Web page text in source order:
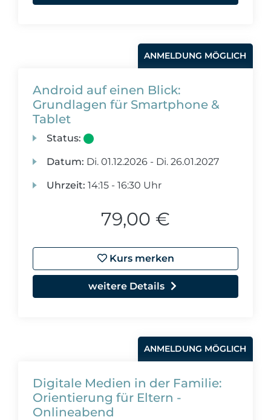
ANMELDUNG MÖGLICH
Android auf einen Blick:
Grundlagen für Smartphone &
Tablet
Status:
Datum: Di. 01.12.2026 - Di. 26.01.2027
Uhrzeit: 14:15 - 16:30 Uhr
79,00 €
Kurs merken
weitere Details
ANMELDUNG MÖGLICH
Digitale Medien in der Familie:
Orientierung für Eltern -
Onlineabend